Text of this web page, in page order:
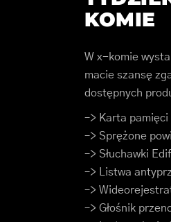
KOMIE
W x-komie
macie szansę
dostępnych
–> Karta pamięci
–> Sprężone
–> Słuchawki
–> Listwa
–>
–> Głośnik